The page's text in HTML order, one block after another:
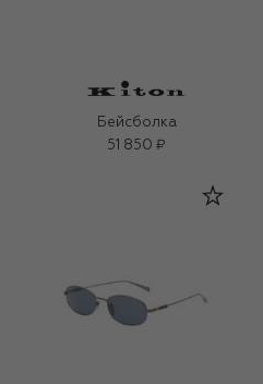
Бейсболка
51 850 ₽